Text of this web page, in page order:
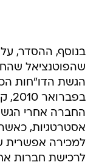
בנוסף, ההסדר, על
שהפוטנציאל
הגשת הדו"חות
החברה אחרי
אסטרטגיות,
למכירה אפשרית
לרכישת חברות